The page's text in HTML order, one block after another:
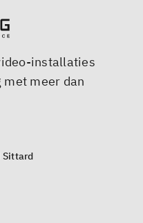
installaties
meer dan
Sittard